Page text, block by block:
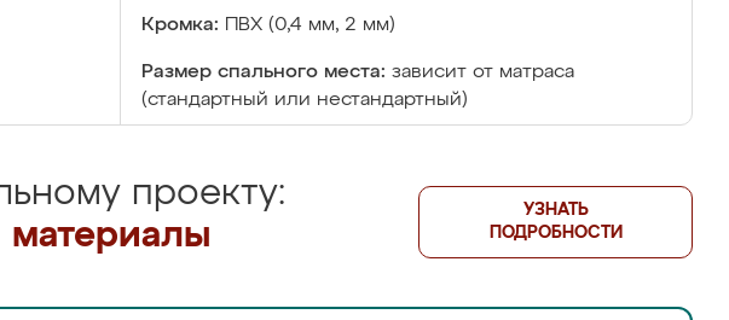
Кромка: ПВХ (0,4 мм, 2 мм)
Размер спального места: зависит от матраса
(стандартный или нестандартный)
проекту:
УЗНАТЬ
ПОДРОБНОСТИ